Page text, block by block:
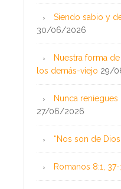
Siendo sabio y
30/06/2026
Nuestra forma
los demás-viejo 29/
Nunca
27/06/2026
“Nos son de
Romanos 8:1,